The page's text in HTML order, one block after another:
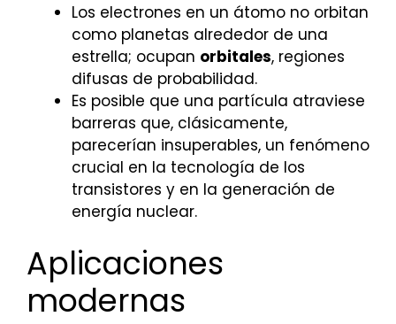
Los electrones en un átomo no orbitan
como planetas alrededor de una
estrella; ocupan orbitales, regiones
difusas de probabilidad.
Es posible que una partícula atraviese
barreras que, clásicamente,
parecerían insuperables, un fenómeno
crucial en la tecnología de los
transistores y en la generación de
energía nuclear.
Aplicaciones
modernas